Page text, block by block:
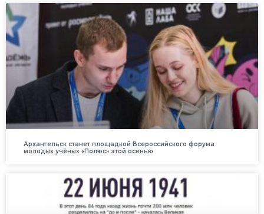
Архангельск станет площадкой Всероссийского форума
молодых учёных «Полюс» этой осенью